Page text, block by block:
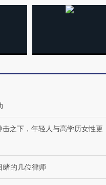
击之下，年轻人与高学历女性更
睹的几位律师